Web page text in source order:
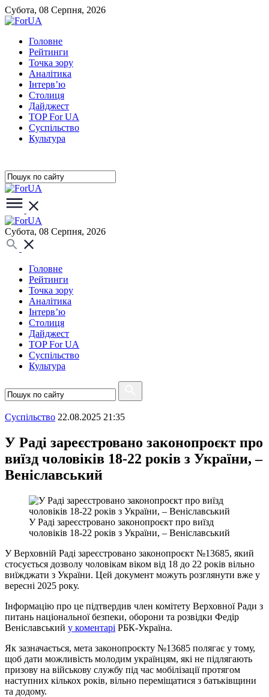
Субота, 08 Серпня, 2026
Головне
Рейтинги
Точка зору
Аналітика
Інтерв’ю
Столиця
Дайджест
TOP For UA
Суспiльство
Культура
Субота, 08 Серпня, 2026
Головне
Рейтинги
Точка зору
Аналітика
Інтерв’ю
Столиця
Дайджест
TOP For UA
Суспiльство
Культура
Суспiльство 22.08.2025 21:35
У Раді зареєстровано законопроєкт про
виїзд чоловіків 18-22 років з України, –
Веніславський
У Раді зареєстровано законопроєкт про виїзд
чоловіків 18-22 років з України, – Веніславський
У Верховній Раді зареєстровано законопроєкт №13685, який
стосується дозволу чоловікам віком від 18 до 22 років вільно
виїжджати з України. Цей документ можуть розглянути вже у
вересні 2025 року.
Інформацію про це підтвердив член комітету Верховної Ради з
питань національної безпеки, оборони та розвідки Федір
Веніславський у коментарі РБК-Україна.
Як зазначається, мета законопроєкту №13685 полягає у тому,
щоб дати можливість молодим українцям, які не підлягають
призову на військову службу під час мобілізації протягом
наступних кількох років, вільно переміщатися з батьківщини
та додому.